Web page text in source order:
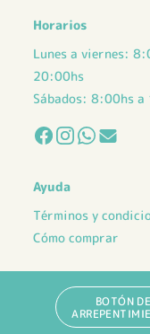
Horarios
Lunes a viernes:
20:00hs
Sábados: 8:00hs
Ayuda
Términos y
Cómo comprar
BOTÓN DE